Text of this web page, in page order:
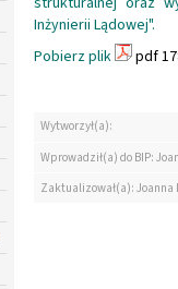
Inżynierii Lądowej".
Pobierz plik
pdf
Wytworzył(a):
Wprowadził(a) do BIP:
Zaktualizował(a):